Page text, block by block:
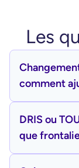
Les
comment
En cas de
(mariage,
informer
60 jours.
situation
DRIS ou
que
En tant